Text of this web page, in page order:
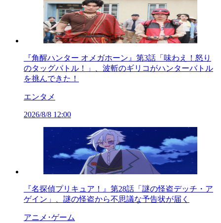
『角醒ハンター オメガホーン』第3話「味わえ！怒り
のタッグバトル！」、波斬のギリコがハンターバトル
を挑んできた！
エンタメ
2026/8/8 12:00
『名探偵プリキュア！』第28話「謎の怪盗デッチ・ア
ゲイン」、謎の怪盗から不思議な予告状が届く
アニメ･ゲーム